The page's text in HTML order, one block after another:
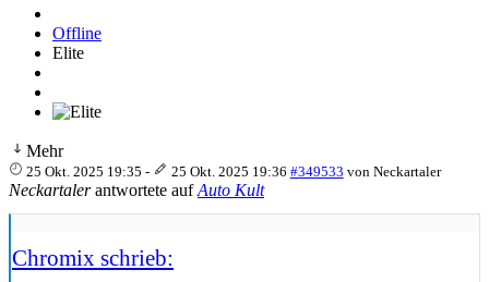
Offline
Elite
Mehr
25 Okt. 2025 19:35 - 25 Okt. 2025 19:36 #349533 von Neckartaler
Neckartalerantwortete aufAuto Kult
Chromix schrieb: